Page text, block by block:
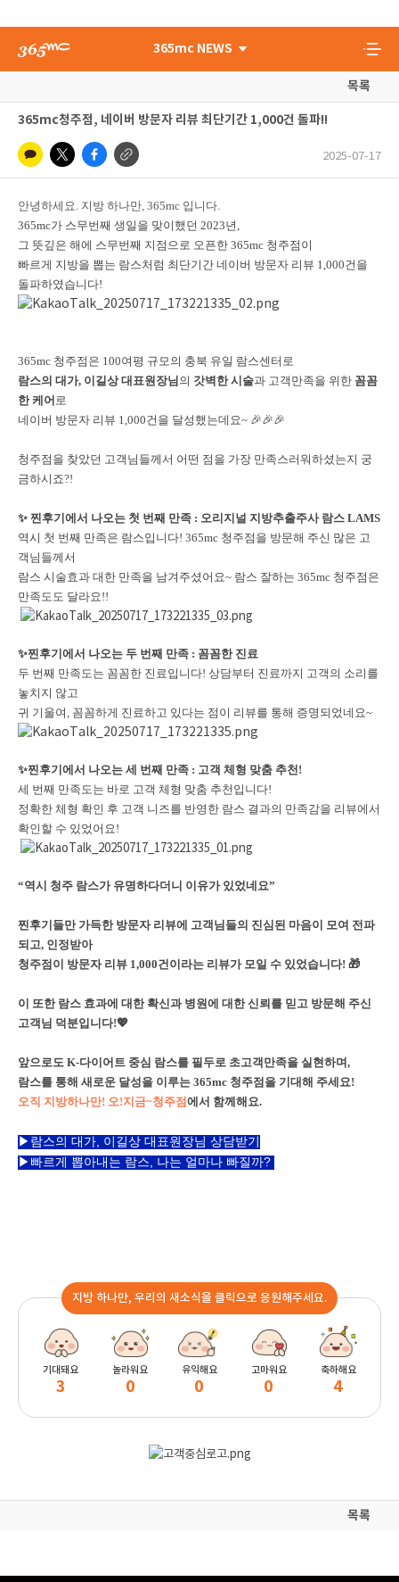
365mc NEWS
목록
365mc청주점, 네이버 방문자 리뷰 최단기간 1,000건 돌파!!
2025-07-17
안녕하세요. 지방 하나만, 365mc 입니다.
365mc가 스무번째 생일을 맞이했던 2023년,
그 뜻깊은 해에 스무번째 지점으로 오픈한 365mc 청주점이
빠르게 지방을 뽑는 람스처럼 최단기간 네이버 방문자 리뷰 1,000건을
돌파하였습니다!
365mc 청주점은 100여평 규모의 충북 유일 람스센터로
람스의 대가, 이길상 대표원장님 의 갓벽한 시술과 고객만족을 위한 꼼꼼
한 케어 로
네이버 방문자 리뷰 1,000건을 달성했는데요~ 🎉🎉🎉
청주점을 찾았던 고객님들께서 어떤 점을 가장 만족스러워하셨는지 궁
금하시죠?!
✨ 찐후기에서 나오는 첫 번째 만족 : 오리지널 지방추출주사 람스 LAMS
역시 첫 번째 만족은 람스입니다! 365mc 청주점을 방문해 주신 많은 고
객님들께서
람스 시술효과 대한 만족을 남겨주셨어요~ 람스 잘하는 365mc 청주점은
만족도도 달라요!!
✨찐후기에서 나오는 두 번째 만족 : 꼼꼼한 진료
두 번째 만족도는 꼼꼼한 진료입니다! 상담부터 진료까지 고객의 소리를
놓치지 않고
귀 기울여, 꼼꼼하게 진료하고 있다는 점이 리뷰를 통해 증명되었네요~
✨찐후기에서 나오는 세 번째 만족 : 고객 체형 맞춤 추천!
세 번째 만족도는 바로 고객 체형 맞춤 추천입니다!
정확한 체형 확인 후 고객 니즈를 반영한 람스 결과의 만족감을 리뷰에서
확인할 수 있었어요!
“역시 청주 람스가 유명하다더니 이유가 있었네요”
찐후기들만 가득한 방문자 리뷰에 고객님들의 진심된 마음이 모여 전파
되고, 인정받아
청주점이 방문자 리뷰 1,000건이라는 리뷰가 모일 수 있었습니다! 🎁
이 또한 람스 효과에 대한 확신과 병원에 대한 신뢰를 믿고 방문해 주신
고객님 덕분입니다!💖
앞으로도 K-다이어트 중심 람스를 필두로 초고객만족을 실현하며,
람스를 통해 새로운 달성을 이루는 365mc 청주점을 기대해 주세요!
오직 지방하나만! 오!지금~청주점 에서 함께해요.
▶람스의 대가, 이길상 대표원장님 상담받기
▶빠르게 뽑아내는 람스, 나는 얼마나 빠질까?
지방 하나만, 우리의 새소식을 클릭으로 응원해주세요.
기대돼요
3
놀라워요
0
유익해요
0
고마워요
0
축하해요
4
목록